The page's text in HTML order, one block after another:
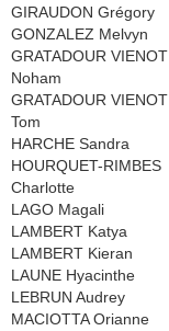
GIRAUDON Grégory
GONZALEZ Melvyn
GRATADOUR VIENOT
Noham
GRATADOUR VIENOT
Tom
HARCHE Sandra
HOURQUET-RIMBES
Charlotte
LAGO Magali
LAMBERT Katya
LAMBERT Kieran
LAUNE Hyacinthe
LEBRUN Audrey
MACIOTTA Orianne